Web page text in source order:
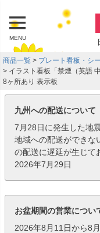
MENU
商品一覧 プレート看板・シ
イラスト看板「禁煙（英語
8ヶ所あり 表示板
九州への配送について
7月28日に発生した地
地域への配送ができな
の配送に遅延が生じて
2026年7月29日
お盆期間の営業につい
2026年8月11日から8